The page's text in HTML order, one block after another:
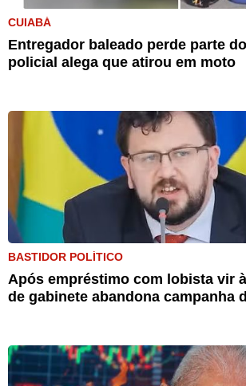
CUIABÁ
Entregador baleado perde parte
policial alega que atirou em moto
BASTIDOR POLÍTICO
Após empréstimo com lobista vir
de gabinete abandona campanha